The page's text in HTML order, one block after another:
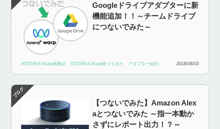
Googleドライブアダプターに新
機能追加！！～チームドライブ
につないでみた～
ASTERIA Warp体験記 ASTERIA Warp使ってみた アダプター紹介 2018/08/03
【つないでみた】Amazon Alex
aとつないでみた ～指一本動か
さずにレポート出力！？～